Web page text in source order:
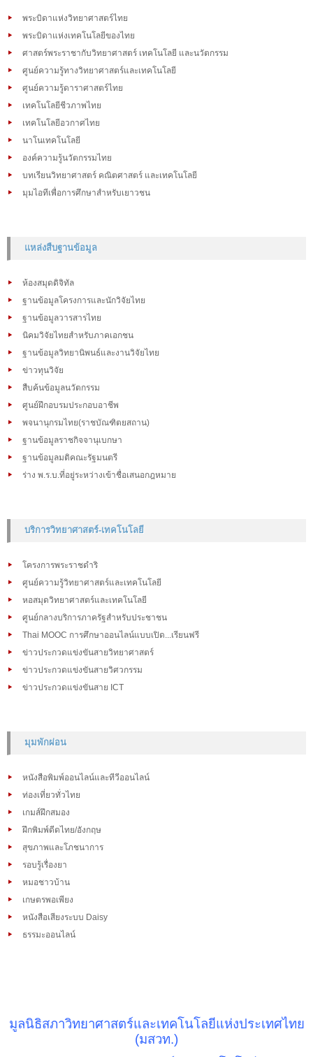
พระบิดาแห่งวิทยาศาสตร์ไทย
พระบิดาแห่งเทคโนโลยีของไทย
ศาสตร์พระราชากับวิทยาศาสตร์ เทคโนโลยี และนวัตกรรม
ศูนย์ความรู้ทางวิทยาศาสตร์และเทคโนโลยี
ศูนย์ความรู้ดาราศาสตร์ไทย
เทคโนโลยีชีวภาพไทย
เทคโนโลยีอวกาศไทย
นาโนเทคโนโลยี
องค์ความรู้นวัตกรรมไทย
บทเรียนวิทยาศาสตร์ คณิตศาสตร์ และเทคโนโลยี
มุมไอทีเพื่อการศึกษาสำหรับเยาวชน
แหล่งสืบฐานข้อมูล
ห้องสมุดดิจิทัล
ฐานข้อมูลโครงการและนักวิจัยไทย
ฐานข้อมูลวารสารไทย
นิคมวิจัยไทยสำหรับภาคเอกชน
ฐานข้อมูลวิทยานิพนธ์และงานวิจัยไทย
ข่าวทุนวิจัย
สืบค้นข้อมูลนวัตกรรม
ศูนย์ฝึกอบรมประกอบอาชีพ
พจนานุกรมไทย(ราชบัณฑิตยสถาน)
ฐานข้อมูลราชกิจจานุเบกษา
ฐานข้อมูลมติคณะรัฐมนตรี
ร่าง พ.ร.บ.ที่อยู่ระหว่างเข้าชื่อเสนอกฎหมาย
บริการวิทยาศาสตร์-เทคโนโลยี
โครงการพระราชดำริ
ศูนย์ความรู้วิทยาศาสตร์และเทคโนโลยี
หอสมุดวิทยาศาสตร์และเทคโนโลยี
ศูนย์กลางบริการภาครัฐสำหรับประชาชน
Thai MOOC การศึกษาออนไลน์แบบเปิด...เรียนฟรี
ข่าวประกวดแข่งขันสายวิทยาศาสตร์
ข่าวประกวดแข่งขันสายวิศวกรรม
ข่าวประกวดแข่งขันสาย ICT
มุมพักผ่อน
หนังสือพิมพ์ออนไลน์และทีวีออนไลน์
ท่องเที่ยวทั่วไทย
เกมส์ฝึกสมอง
ฝึกพิมพ์ดีดไทย/อังกฤษ
สุขภาพและโภชนาการ
รอบรู้เรื่องยา
หมอชาวบ้าน
เกษตรพอเพียง
หนังสือเสียงระบบ Daisy
ธรรมะออนไลน์
มูลนิธิสภาวิทยาศาสตร์และเทคโนโลยีแห่งประเทศไทย
(มสวท.)